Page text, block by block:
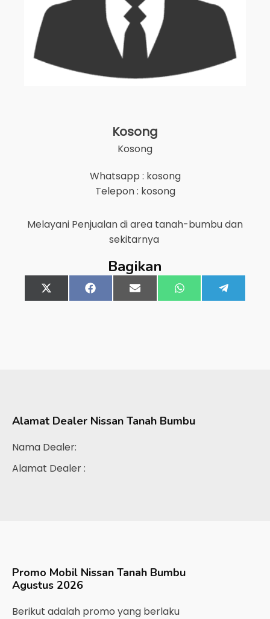
Kosong
Kosong
Whatsapp : kosong
Telepon : kosong
Melayani Penjualan di area tanah-bumbudan
sekitarnya
Bagikan
Share
on
X
(Twitter)
Share
on
FacebookShare
on
Email Share
on
WhatsApp
on
Alamat Dealer Nissan Tanah Bumbu
Nama Dealer:
Alamat Dealer :
Promo Mobil Nissan Tanah Bumbu
Agustus 2026
Berikut adalah promo yang berlaku